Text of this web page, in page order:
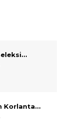
Korlanta...